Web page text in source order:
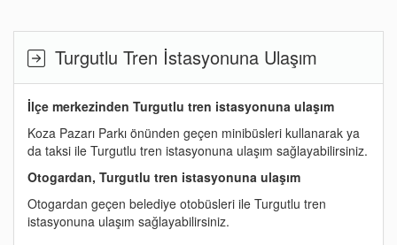
Turgutlu Tren İstasyonuna Ulaşım
İlçe merkezinden Turgutlu tren istasyonuna ulaşım
Koza Pazarı Parkı önünden geçen minibüsleri kullanarak ya
da taksi ile Turgutlu tren istasyonuna ulaşım sağlayabilirsiniz.
Otogardan, Turgutlu tren istasyonuna ulaşım
Otogardan geçen belediye otobüsleri ile Turgutlu tren
istasyonuna ulaşım sağlayabilirsiniz.